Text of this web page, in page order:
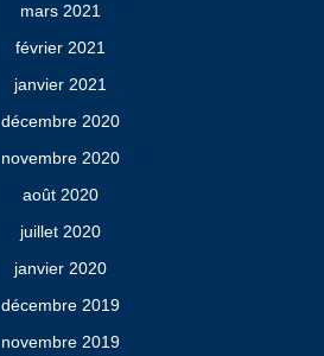
mars 2021
février 2021
janvier 2021
décembre 2020
novembre 2020
août 2020
juillet 2020
janvier 2020
décembre 2019
novembre 2019